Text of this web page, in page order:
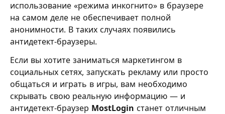
использование «режима инкогнито» в браузере
на самом деле не обеспечивает полной
анонимности. В таких случаях появились
антидетект-браузеры.
Если вы хотите заниматься маркетингом в
социальных сетях, запускать рекламу или просто
общаться и играть в игры, вам необходимо
скрывать свою реальную информацию — и
антидетект-браузер MostLogin станет отличным